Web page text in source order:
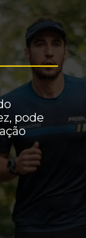
pode